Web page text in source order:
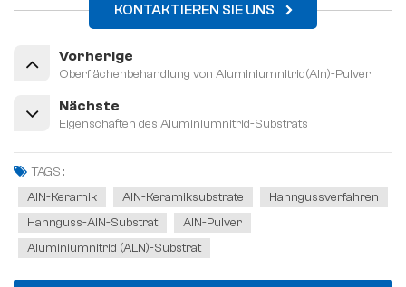
KONTAKTIEREN SIE UNS
Vorherige
Oberflächenbehandlung von Aluminiumnitrid(Aln)-Pulver
Nächste
Eigenschaften des Aluminiumnitrid-Substrats
TAGS :
AlN-Keramik
AlN-Keramiksubstrate
Hahngussverfahren
Hahnguss-AlN-Substrat
AlN-Pulver
Aluminiumnitrid (ALN)-Substrat